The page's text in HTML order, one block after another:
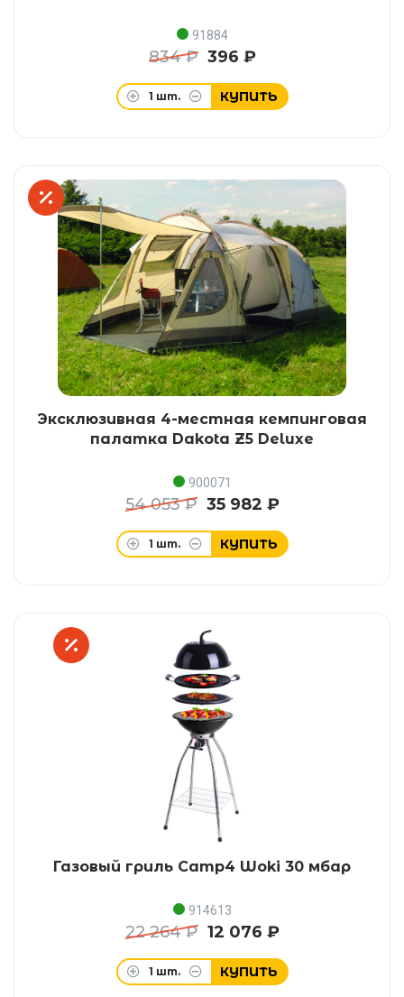
91884
834 ₽ 396 ₽
1 шт. КУПИТЬ
Эксклюзивная 4-местная кемпинговая
палатка Dakota Z5 Deluxe
900071
54 053 ₽ 35 982 ₽
1 шт. КУПИТЬ
Газовый гриль Camp4 Woki 30 мбар
914613
22 264 ₽ 12 076 ₽
1 шт. КУПИТЬ